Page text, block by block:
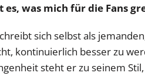
es, was mich für die Fans
sich selbst als
kontinuierlich besser zu
steht er zu seinem